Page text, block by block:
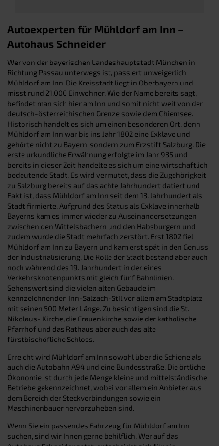
Autoexperten für Mühldorf am Inn –
Autohaus Schneider
Wer von der bayerischen Landeshauptstadt München in
Richtung Passau unterwegs ist, passiert unweigerlich
Mühldorf am Inn. Die Kreisstadt liegt in Oberbayern und
misst rund 21.000 Einwohner. Wie der Name bereits sagt,
befindet man sich hier am Inn und somit nicht weit von der
deutsch-österreichischen Grenze sowie dem Chiemsee.
Historisch handelt es sich um einen besonderen Ort, denn
Mühldorf am Inn war bis ins Jahr 1802 eine Exklave und
gehörte nicht zu Bayern, sondern zum Erzstift Salzburg. Die
erste urkundliche Erwähnung erfolgte im Jahr 935 und
bereits in dieser Zeit handelte es sich um eine wirtschaftlich
bedeutende Stadt. Es wird vermutet, dass die Zugehörigkeit
zu Salzburg bereits auf das achte Jahrhundert datiert und
Fakt ist, dass Mühldorf am Inn seit dem 13. Jahrhundert als
Stadt firmierte. Aufgrund des Status als Exklave innerhalb
Bayerns kam es immer wieder zu Auseinandersetzungen
zwischen den Wittelsbachern und den Habsburgern und
zudem wurde die Stadt mehrfach zerstört. Erst 1802 fiel
Mühldorf am Inn zu Bayern und kam erst spät in den Genuss
der Industrialisierung. Die Rolle der Stadt bestand aber auch
noch während des 19. Jahrhundert in der eines
Verkehrsknotenpunkts mit gleich fünf Bahnlinien.
Sehenswert sind die vielen alten Gebäude im
kennzeichnenden Inn-Salzach-Stil vor allem am Stadtplatz
mit seinen 500 Meter Länge. Zu besichtigen sind die St.
Nikolaus- Kirche, die Frauenkirche sowie der katholische
Pfarrhof und das Rathaus aber auch das alte
fürstbischöfliche Schloss.
Erreicht wird Mühldorf am Inn sowohl über die Schiene als
auch die Autobahn A94 und eine Bundesstraße. Die örtliche
Ökonomie ist durch jede Menge kleine und mittelständische
Betriebe gekennzeichnet, wobei vor allem ein Anbieter aus
dem Bereich der Steckverbindungen sowie ein
Maschinenbauer hervorzuheben sind.
Wenn Sie ein passendes Fahrzeug für Mühldorf am Inn
suchen, sind wir Ihnen gerne behilflich. Wer auf das